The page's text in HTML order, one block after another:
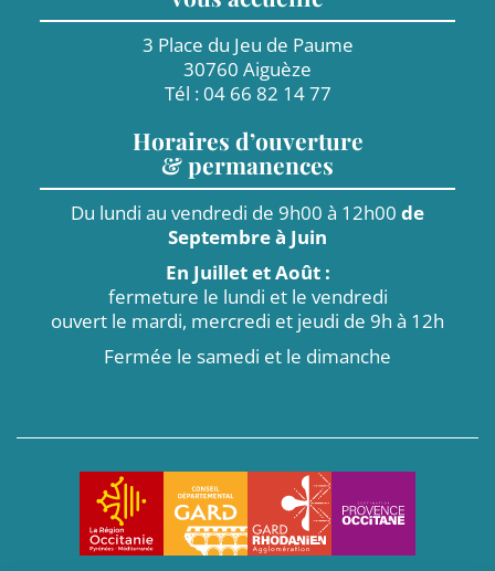
3 Place du Jeu de Paume
30760 Aiguèze
Tél : 04 66 82 14 77
Horaires d’ouverture
& permanences
Du lundi au vendredi de 9h00 à 12h00 de
Septembre à Juin
En Juillet et Août :
fermeture le lundi et le vendredi
ouvert le mardi, mercredi et jeudi de 9h à 12h
Fermée le samedi et le dimanche